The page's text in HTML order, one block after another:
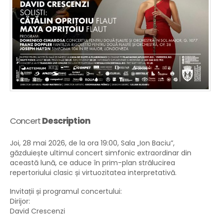
ConcertDescription
Joi, 28 mai 2026, de la ora 19:00, Sala „Ion Baciu”,
găzduiește ultimul concert simfonic extraordinar din
această lună, ce aduce în prim-plan strălucirea
repertoriului clasic și virtuozitatea interpretativă.
Invitații și programul concertului:
Dirijor:
David Crescenzi